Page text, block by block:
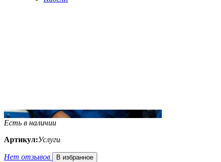
Есть в наличии
Артикул:Услуги
Нет отзывов
В избранное